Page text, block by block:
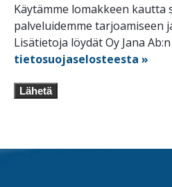
Käytämme lomakkeen kautta
palveluidemme tarjoamiseen
Lisätietoja löydät Oy Jana Ab:n
tietosuojaselosteesta »
Lähetä